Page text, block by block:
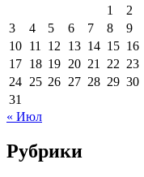
1
2
3
4 5 6 7 8
9
10 11 12 13 14 15 16
17 18 19 20 21 22 23
24 25 26 27 28 29 30
31
« Июл
Рубрики